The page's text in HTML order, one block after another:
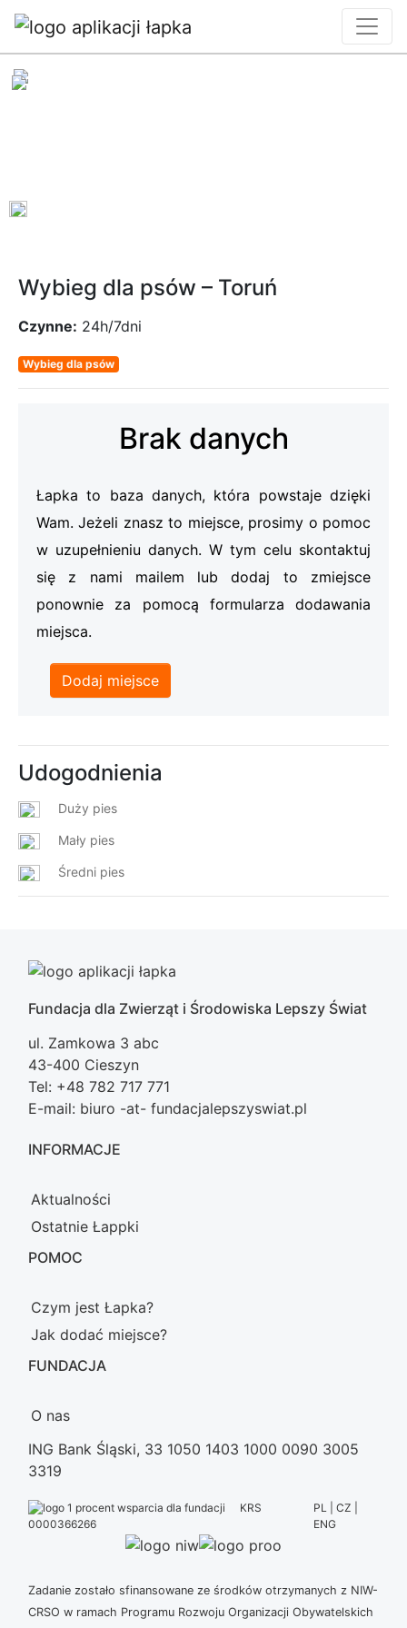
Wybieg dla psów – Toruń
Czynne: 24h/7dni
Wybieg dla psów
Brak danych
Łapka to baza danych, która powstaje dzięki
Wam. Jeżeli znasz to miejsce, prosimy o pomoc
w uzupełnieniu danych. W tym celu skontaktuj
się z nami mailem lub dodaj to zmiejsce
ponownie za pomocą formularza dodawania
miejsca.
Dodaj miejsce
Udogodnienia
Duży pies
Mały pies
Średni pies
Fundacja dla Zwierząt i Środowiska Lepszy Świat
ul. Zamkowa 3 abc
43-400 Cieszyn
Tel: +48 782 717 771
E-mail: biuro -at- fundacjalepszyswiat.pl
INFORMACJE
Aktualności
Ostatnie Łappki
POMOC
Czym jest Łapka?
Jak dodać miejsce?
FUNDACJA
O nas
ING Bank Śląski, 33 1050 1403 1000 0090 3005
3319
KRS
0000366266
PL | CZ |
ENG
Zadanie zostało sfinansowane ze środków otrzymanych z NIW-
CRSO w ramach Programu Rozwoju Organizacji Obywatelskich